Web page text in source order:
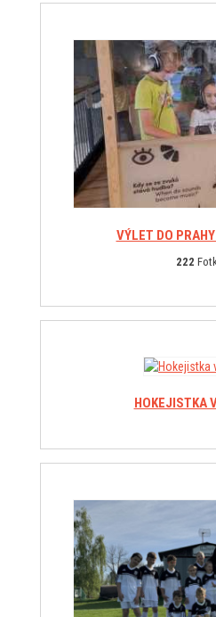
VÝLET DO
222
HOKEJISTKA